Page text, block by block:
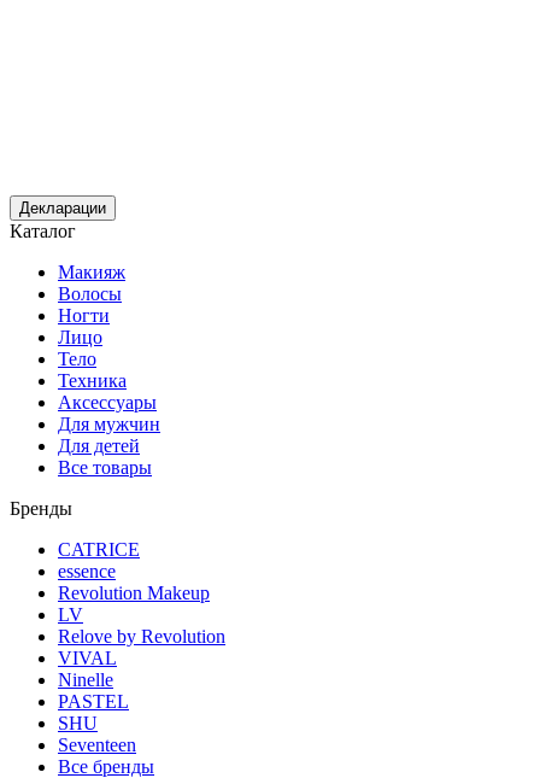
Декларации
Каталог
Макияж
Волосы
Ногти
Лицо
Тело
Техника
Аксессуары
Для мужчин
Для детей
Все товары
Бренды
CATRICE
essence
Revolution Makeup
LV
Relove by Revolution
VIVAL
Ninelle
PASTEL
SHU
Seventeen
Все бренды